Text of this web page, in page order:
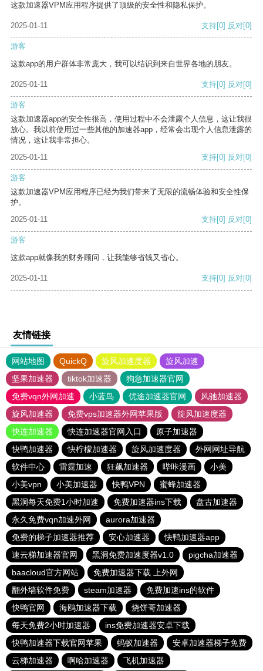
这款加速器VPM应用程序提供了顶级的安全性和隐私保护。
2025-01-11 支持[0] 反对[0]
游客
这款app的用户群体非常庞大，我可以结识到来自世界各地的朋友。
2025-01-11 支持[0] 反对[0]
游客
这款加速器app的安全性很高，使用过程中不会泄露个人信息，这让我很
放心。我以前使用过一些其他的加速器app，经常会出现个人信息泄露的
情况，这让我非常担心。
2025-01-11
支持[0] 反对[0]
游客
这款加速器VPM应用程序已经为我们带来了无限的流畅体验和安全性保
护。
2025-01-11
支持[0] 反对[0]
游客
这款app就像我的财务顾问，让我能够省钱又省心。
2025-01-11 支持[0] 反对[0]
友情链接
网站地图 QuickQ 旋风加速度器
旋风加速
坚果加速器
tiktok加速器
狗急加速器官网
免费vqn外网加速
小蓝鸟 优途加速器官网
风驰加速器
旋风加速器
免费vps加速器外网苹果版
旋风加速度器
快连加速器
快连加速器官网入口
原子加速器
快鸭加速器
快柠檬加速器 旋风加速度器
外网网址导航
软件中心
雷霆加速 狂飙加速器 哔咔漫画
小美
小美vpn
小美加速器 快鸭VPN
蜜蜂加速器
黑洞每天免费1小时加速
免费加速器ins下载
盘古加速器
永久免费vqn加速外网
aurora加速器
免费的梯子加速器推荐
安心加速器
快鸭加速器app
速云梯加速器官网
黑洞免费加速度器v1.0
pigcha加速器
baacloud官方网站
免费加速器下载 上外网
翻外墙软件免费
steam加速器
免费加速ins的软件
快鸭官网
海鸥加速器下载
烧饼哥加速器
每天免费2小时加速器
ins免费加速器安卓下载
快鸭加速器下载官网苹果
蚂蚁加速器
安卓加速器梯子免费
云梯加速器
啊哈加速器 飞机加速器